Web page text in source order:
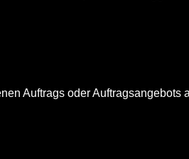
Auftrags oder Auftragsangebots